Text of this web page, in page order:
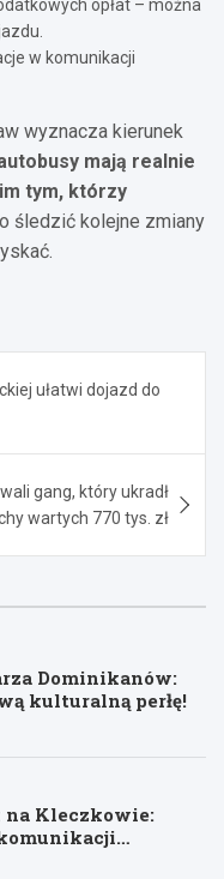
opłat – można
w komunikacji
wyznacza kierunek
mają realnie
tym, którzy
śledzić kolejne zmiany
ułatwi dojazd do
gang, który ukradł
wartych 770 tys. zł
Dominikanów:
kulturalną perłę!
na Kleczkowie: